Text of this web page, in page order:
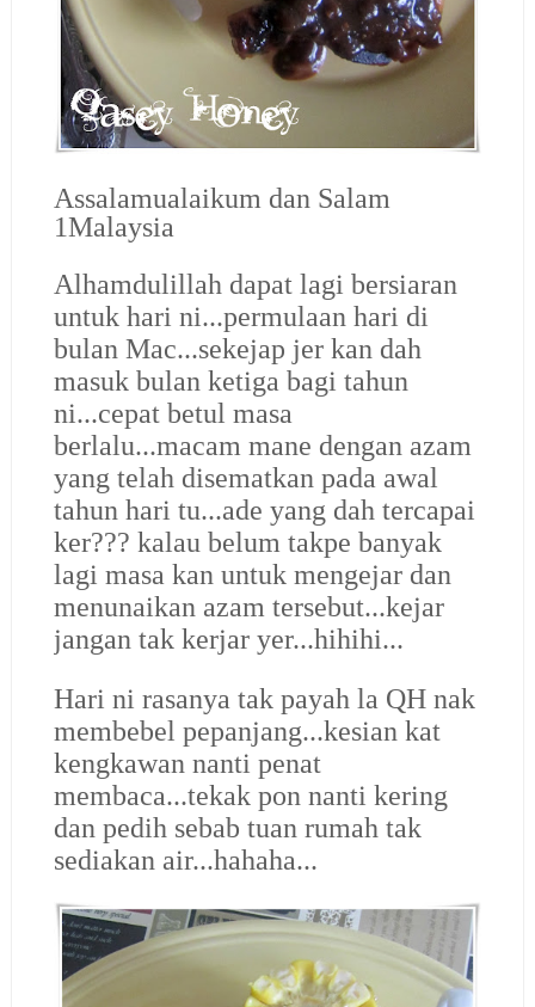
Assalamualaikum dan Salam
1Malaysia
Alhamdulillah dapat lagi bersiaran
untuk hari ni...permulaan hari di
bulan Mac...sekejap jer kan dah
masuk bulan ketiga bagi tahun
ni...cepat betul masa
berlalu...macam mane dengan azam
yang telah disematkan pada awal
tahun hari tu...ade yang dah tercapai
ker??? kalau belum takpe banyak
lagi masa kan untuk mengejar dan
menunaikan azam tersebut...kejar
jangan tak kerjar yer...hihihi...
Hari ni rasanya tak payah la QH nak
membebel pepanjang...kesian kat
kengkawan nanti penat
membaca...tekak pon nanti kering
dan pedih sebab tuan rumah tak
sediakan air...hahaha...